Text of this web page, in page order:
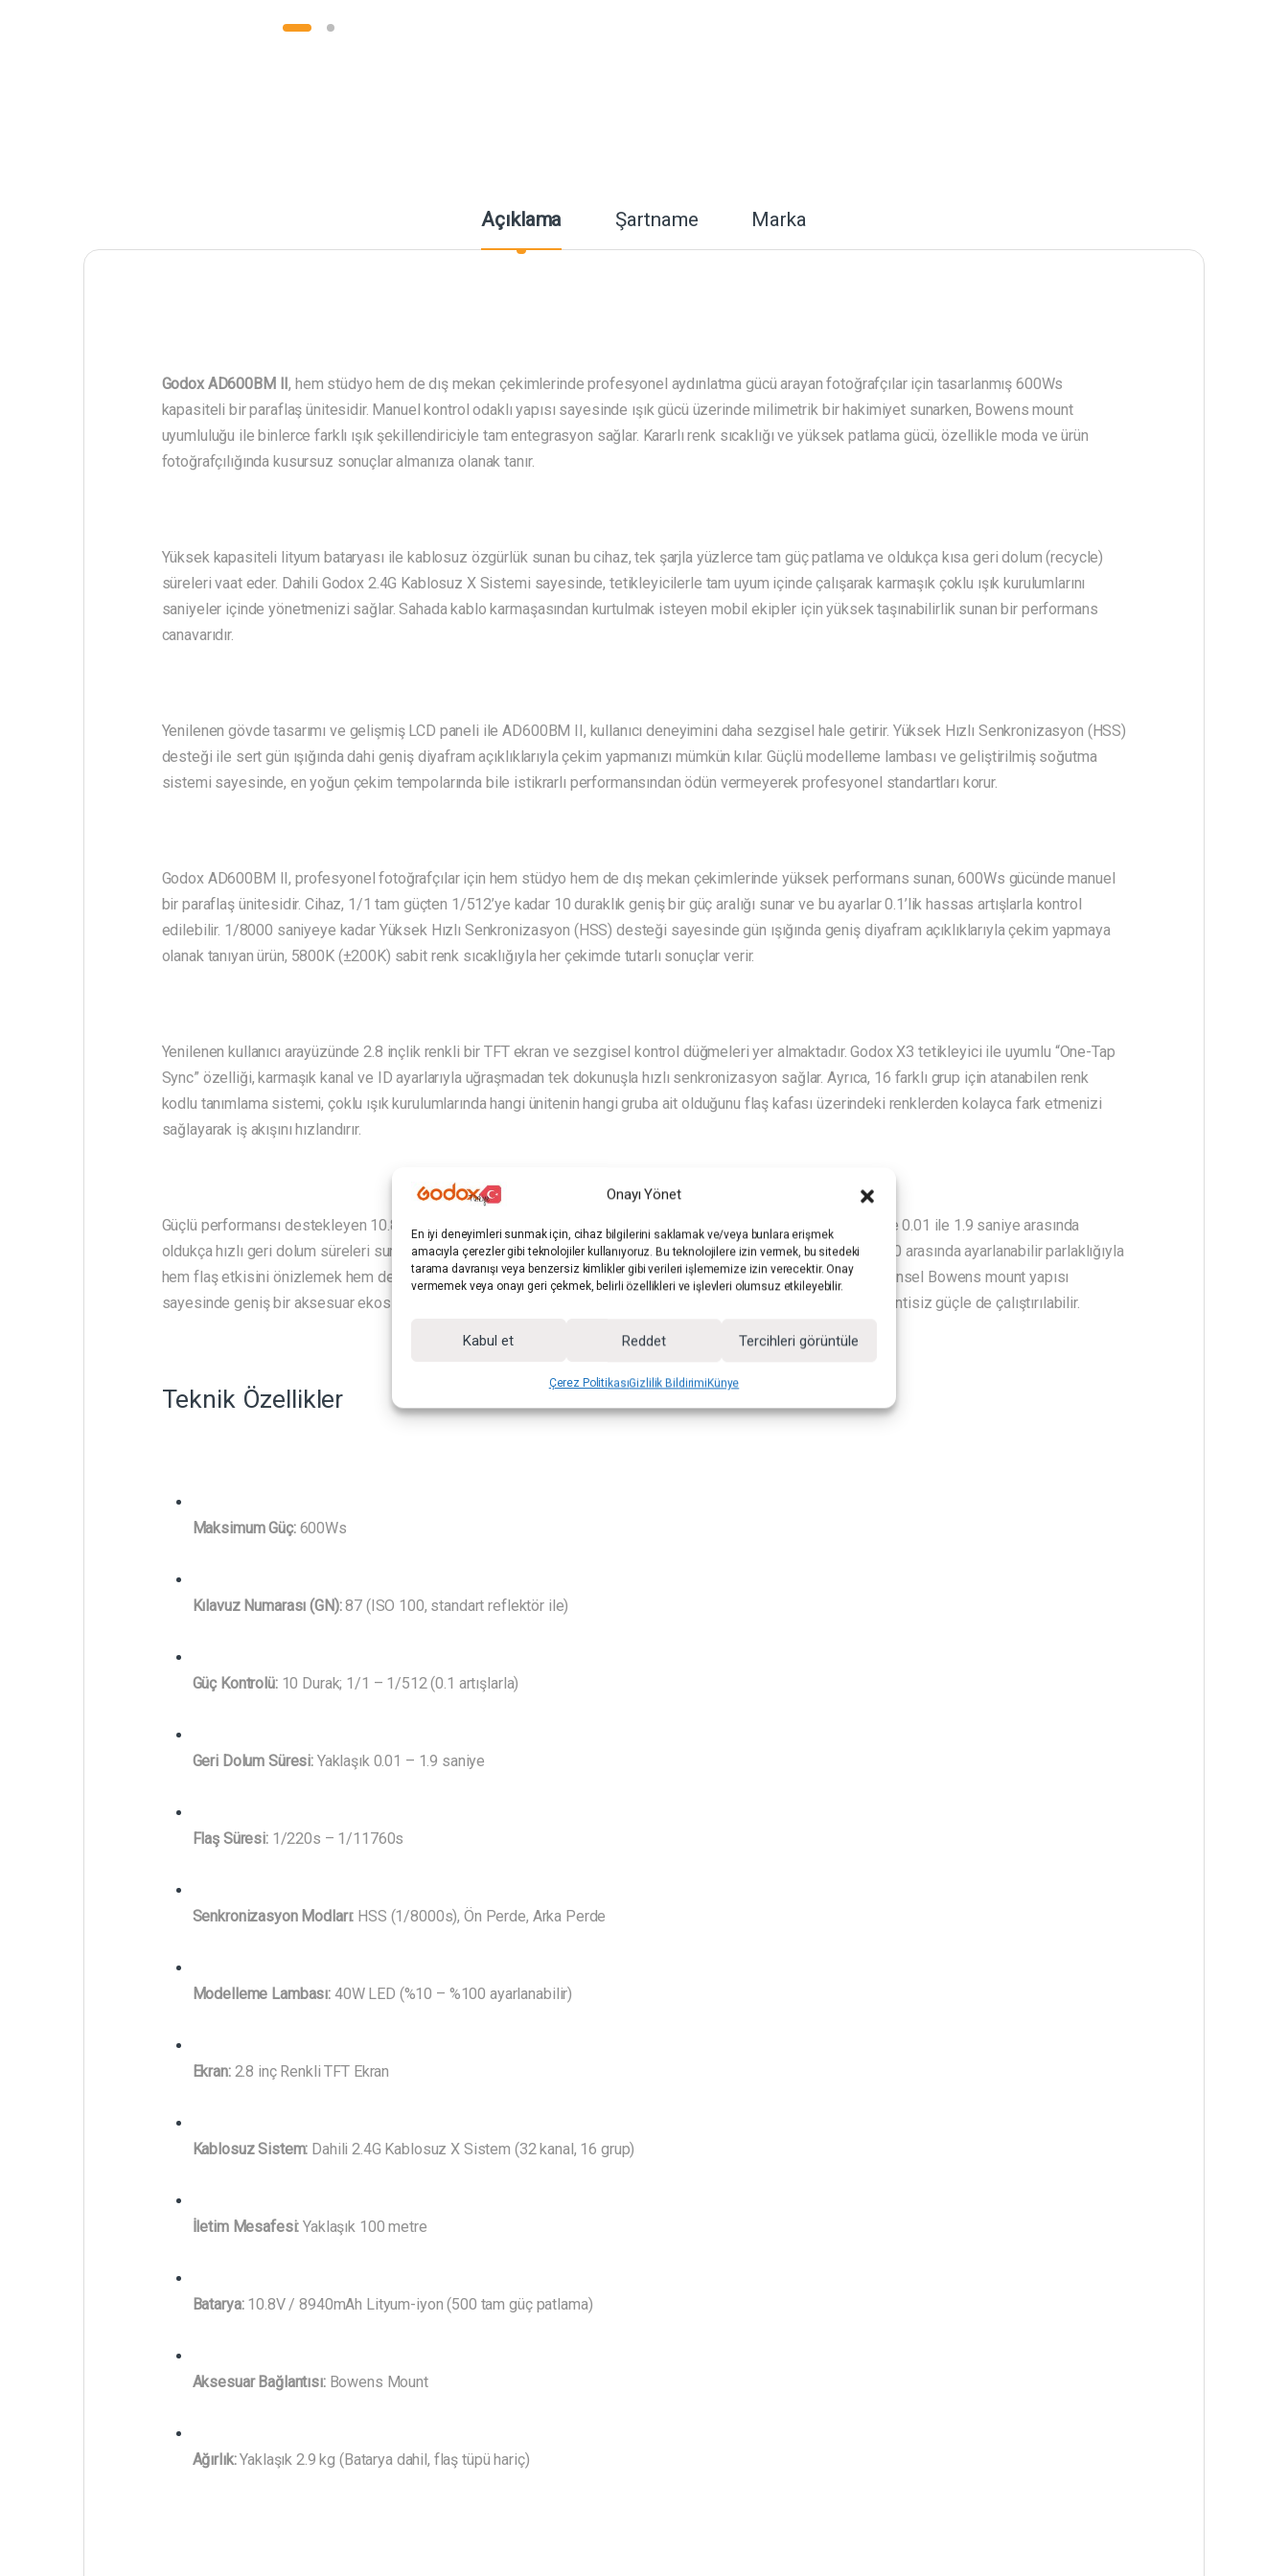
Onayı Yönet
En iyi deneyimleri sunmak için, cihaz bilgilerini saklamak ve/veya bunlara erişmek
amacıyla çerezler gibi teknolojiler kullanıyoruz. Bu teknolojilere izin vermek, bu sitedeki
tarama davranışı veya benzersiz kimlikler gibi verileri işlememize izin verecektir. Onay
vermemek veya onayı geri çekmek, belirli özellikleri ve işlevleri olumsuz etkileyebilir.
Kabul et Reddet Tercihleri görüntüle
Çerez PolitikasıGizlilik BildirimiKünye
Açıklama Şartname Marka
Godox AD600BM II, hem stüdyo hem de dış mekan çekimlerinde profesyonel aydınlatma gücü arayan fotoğrafçılar için tasarlanmış 600Ws
kapasiteli bir paraflaş ünitesidir. Manuel kontrol odaklı yapısı sayesinde ışık gücü üzerinde milimetrik bir hakimiyet sunarken, Bowens mount
uyumluluğu ile binlerce farklı ışık şekillendiriciyle tam entegrasyon sağlar. Kararlı renk sıcaklığı ve yüksek patlama gücü, özellikle moda ve ürün
fotoğrafçılığında kusursuz sonuçlar almanıza olanak tanır.
Yüksek kapasiteli lityum bataryası ile kablosuz özgürlük sunan bu cihaz, tek şarjla yüzlerce tam güç patlama ve oldukça kısa geri dolum (recycle)
süreleri vaat eder. Dahili Godox 2.4G Kablosuz X Sistemi sayesinde, tetikleyicilerle tam uyum içinde çalışarak karmaşık çoklu ışık kurulumlarını
saniyeler içinde yönetmenizi sağlar. Sahada kablo karmaşasından kurtulmak isteyen mobil ekipler için yüksek taşınabilirlik sunan bir performans
canavarıdır.
Yenilenen gövde tasarımı ve gelişmiş LCD paneli ile AD600BM II, kullanıcı deneyimini daha sezgisel hale getirir. Yüksek Hızlı Senkronizasyon (HSS)
desteği ile sert gün ışığında dahi geniş diyafram açıklıklarıyla çekim yapmanızı mümkün kılar. Güçlü modelleme lambası ve geliştirilmiş soğutma
sistemi sayesinde, en yoğun çekim tempolarında bile istikrarlı performansından ödün vermeyerek profesyonel standartları korur.
Godox AD600BM II, profesyonel fotoğrafçılar için hem stüdyo hem de dış mekan çekimlerinde yüksek performans sunan, 600Ws gücünde manuel
bir paraflaş ünitesidir. Cihaz, 1/1 tam güçten 1/512’ye kadar 10 duraklık geniş bir güç aralığı sunar ve bu ayarlar 0.1’lik hassas artışlarla kontrol
edilebilir. 1/8000 saniyeye kadar Yüksek Hızlı Senkronizasyon (HSS) desteği sayesinde gün ışığında geniş diyafram açıklıklarıyla çekim yapmaya
olanak tanıyan ürün, 5800K (±200K) sabit renk sıcaklığıyla her çekimde tutarlı sonuçlar verir.
Yenilenen kullanıcı arayüzünde 2.8 inçlik renkli bir TFT ekran ve sezgisel kontrol düğmeleri yer almaktadır. Godox X3 tetikleyici ile uyumlu “One-Tap
Sync” özelliği, karmaşık kanal ve ID ayarlarıyla uğraşmadan tek dokunuşla hızlı senkronizasyon sağlar. Ayrıca, 16 farklı grup için atanabilen renk
kodlu tanımlama sistemi, çoklu ışık kurulumlarında hangi ünitenin hangi gruba ait olduğunu flaş kafası üzerindeki renklerden kolayca fark etmenizi
sağlayarak iş akışını hızlandırır.
Güçlü performansı destekleyen 10.8V/8940mAh lityum bataryası, tam güçte 500 patlamaya kadar enerji sağlar ve 0.01 ile 1.9 saniye arasında
oldukça hızlı geri dolum süreleri sunar. Modelleme ışığı olarak kullanılan 40W gücündeki LED lamba, %10 ile %100 arasında ayarlanabilir parlaklığıyla
hem flaş etkisini önizlemek hem de video çekimlerinde yardımcı ışık olarak kullanılmak üzere tasarlanmıştır. Evrensel Bowens mount yapısı
sayesinde geniş bir aksesuar ekosistemiyle uyumlu olan cihaz, opsiyonel AC adaptörüyle stüdyo ortamında kesintisiz güçle de çalıştırılabilir.
Teknik Özellikler
Maksimum Güç:600Ws
Kılavuz Numarası (GN):87 (ISO 100, standart reflektör ile)
Güç Kontrolü:10 Durak; 1/1 – 1/512 (0.1 artışlarla)
Geri Dolum Süresi:Yaklaşık 0.01 – 1.9 saniye
Flaş Süresi:1/220s – 1/11760s
Senkronizasyon Modları: HSS (1/8000s), Ön Perde, Arka Perde
Modelleme Lambası:40W LED (%10 – %100 ayarlanabilir)
Ekran:2.8 inç Renkli TFT Ekran
Kablosuz Sistem: Dahili 2.4G Kablosuz X Sistem (32 kanal, 16 grup)
İletim Mesafesi: Yaklaşık 100 metre
Batarya:10.8V / 8940mAh Lityum-iyon (500 tam güç patlama)
Aksesuar Bağlantısı:Bowens Mount
Ağırlık:Yaklaşık 2.9 kg (Batarya dahil, flaş tüpü hariç)